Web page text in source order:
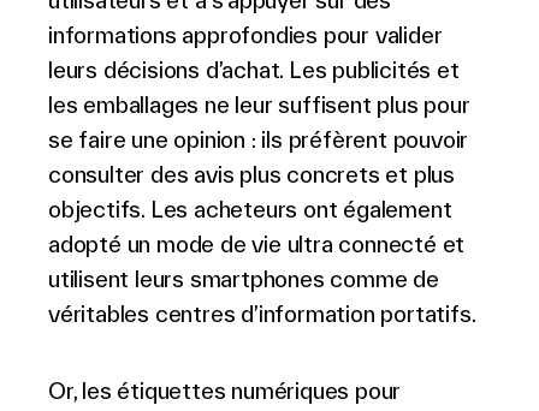
informations approfondies pour valider
leurs décisions d’achat. Les publicités et
les emballages ne leur suffisent plus pour
se faire une opinion : ils préfèrent pouvoir
consulter des avis plus concrets et plus
objectifs. Les acheteurs ont également
adopté un mode de vie ultra connecté et
utilisent leurs smartphones comme de
véritables centres d’information portatifs.
Or, les étiquettes numériques pour